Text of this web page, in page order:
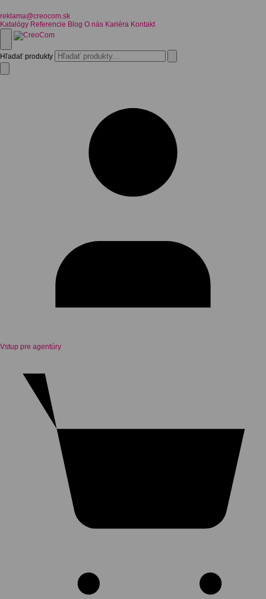
reklama@creocom.sk
Katalógy Referencie Blog O nás Kariéra Kontakt
Hľadať produkty
Vstup pre agentúry